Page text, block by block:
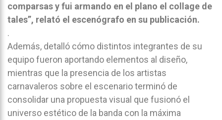
comparsas y fui armando en el plano el collage de
tales”, relató el escenógrafo en su publicación.
.
Además, detalló cómo distintos integrantes de su
equipo fueron aportando elementos al diseño,
mientras que la presencia de los artistas
carnavaleros sobre el escenario terminó de
consolidar una propuesta visual que fusionó el
universo estético de la banda con la máxima